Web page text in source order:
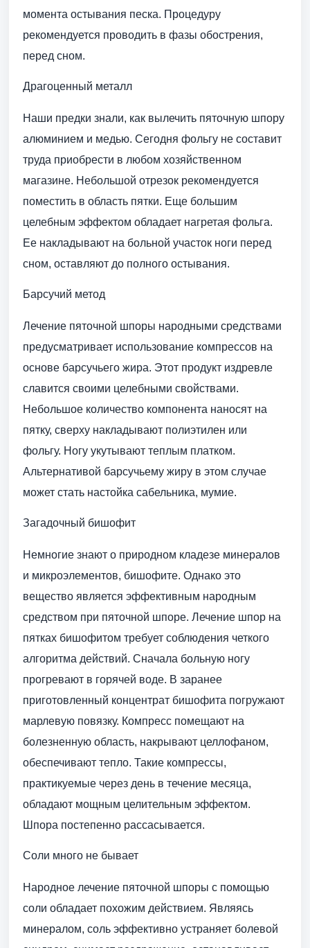
момента остывания песка. Процедуру
рекомендуется проводить в фазы обострения,
перед сном.
Драгоценный металл
Наши предки знали, как вылечить пяточную шпору
алюминием и медью. Сегодня фольгу не составит
труда приобрести в любом хозяйственном
магазине. Небольшой отрезок рекомендуется
поместить в область пятки. Еще большим
целебным эффектом обладает нагретая фольга.
Ее накладывают на больной участок ноги перед
сном, оставляют до полного остывания.
Барсучий метод
Лечение пяточной шпоры народными средствами
предусматривает использование компрессов на
основе барсучьего жира. Этот продукт издревле
славится своими целебными свойствами.
Небольшое количество компонента наносят на
пятку, сверху накладывают полиэтилен или
фольгу. Ногу укутывают теплым платком.
Альтернативой барсучьему жиру в этом случае
может стать настойка сабельника, мумие.
Загадочный бишофит
Немногие знают о природном кладезе минералов
и микроэлементов, бишофите. Однако это
вещество является эффективным народным
средством при пяточной шпоре. Лечение шпор на
пятках бишофитом требует соблюдения четкого
алгоритма действий. Сначала больную ногу
прогревают в горячей воде. В заранее
приготовленный концентрат бишофита погружают
марлевую повязку. Компресс помещают на
болезненную область, накрывают целлофаном,
обеспечивают тепло. Такие компрессы,
практикуемые через день в течение месяца,
обладают мощным целительным эффектом.
Шпора постепенно рассасывается.
Соли много не бывает
Народное лечение пяточной шпоры с помощью
соли обладает похожим действием. Являясь
минералом, соль эффективно устраняет болевой